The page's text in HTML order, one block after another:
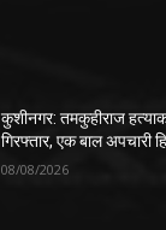
कुशीनगर: तमकुहीराज
गिरफ्तार, एक बाल अपचारी
08/08/2026